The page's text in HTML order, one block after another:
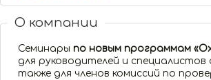
О компании
Семинары по новым программам
для руководителей и специалистов
также для членов комиссий по